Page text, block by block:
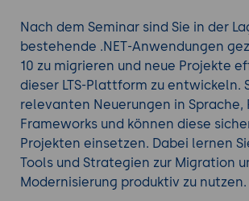
Softwarelandschaft integrieren.
Werfen Sie einen Blick auf alle.NET
Weiterbildungen.
Nach dem Seminar sind Sie in der
bestehende .NET-Anwendungen
10 zu migrieren und neue Projekte
dieser LTS-Plattform zu entwickeln.
relevanten Neuerungen in Sprache,
Frameworks und können diese
Projekten einsetzen. Dabei lernen
Tools und Strategien zur Migration
Modernisierung produktiv zu nutzen.